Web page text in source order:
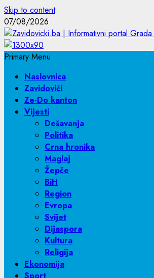
Skip to content
07/08/2026
Primary Menu
Naslovnica
Zavidovići
Ze-Do kanton
Vijesti
Dešavanja
Politika
Crna hronika
Maglaj
Žepče
BiH
Region
Evropa
Svijet
Dijaspora
Kultura
Religija
Ekonomija